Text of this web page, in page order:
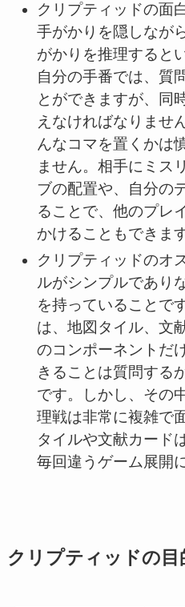
クリプティッドの面
手がかりを隠しなが
がかりを推理すると
自分の手番では、質
とができますが、同
えなければなりませ
んなコマを置くかは
ません。相手にミス
ブの配置や、自分の
ることで、他のプレ
かけることもできます
クリプティッドのオ
ルがシンプルであり
を持っていることで
は、地図タイル、文
のコンポーネントだ
きることは質問する
です。しかし、その
理戦は非常に複雑で
タイルや文献カード
毎回違うゲーム展開
クリプティッドの目